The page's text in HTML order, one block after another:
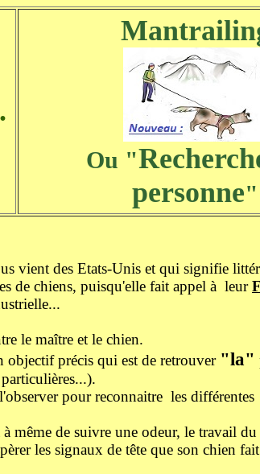
Ou "
personne"
vient des Etats-Unis et qui signifie
de chiens, puisqu'elle fait appel à leur
le maître et le chien.
objectif précis qui est de retrouver "la"
pour reconnaitre les
même de suivre une odeur, le travail
les signaux de tête que son